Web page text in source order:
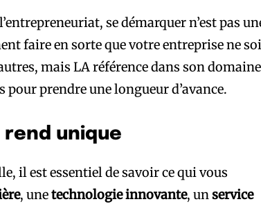
se démarquer n’est pas
faire en sorte que votre entreprise ne
mais LA référence dans son
pour prendre une longueur d’avance.
rend unique
il est essentiel de savoir ce qui vous
, unetechnologie innovante, unservice